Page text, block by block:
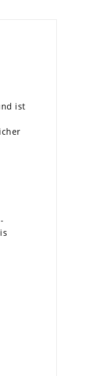
ist